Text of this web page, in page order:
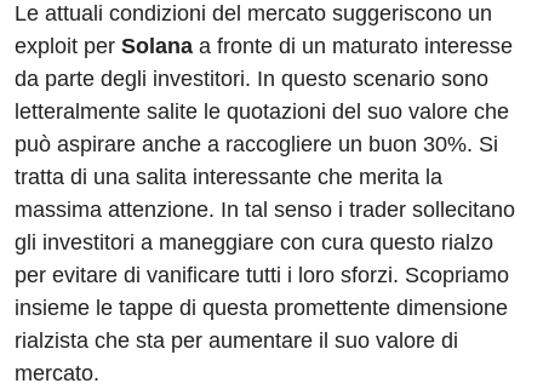
c
e
b
o
o
k
k
e
dI
n
d
di
t
e
a
d
s
at
s
A
p
p
e
gr
a
m
Le attuali condizioni del mercato suggeriscono un
exploit per Solana a fronte di un maturato interesse
da parte degli investitori. In questo scenario sono
letteralmente salite le quotazioni del suo valore che
può aspirare anche a raccogliere un buon 30%. Si
tratta di una salita interessante che merita la
massima attenzione. In tal senso i trader sollecitano
gli investitori a maneggiare con cura questo rialzo
per evitare di vanificare tutti i loro sforzi. Scopriamo
insieme le tappe di questa promettente dimensione
rialzista che sta per aumentare il suo valore di
mercato.